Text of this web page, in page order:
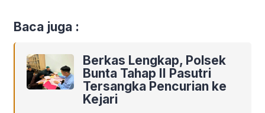
Baca juga :
Berkas Lengkap, Polsek
Bunta Tahap II Pasutri
Tersangka Pencurian ke
Kejari